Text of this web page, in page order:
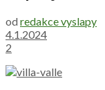
od redakce vyslapy
4.1.2024
2